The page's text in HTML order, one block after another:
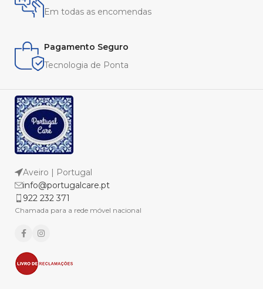
Em todas as encomendas
Pagamento Seguro
Tecnologia de Ponta
Aveiro | Portugal
info@portugalcare.pt
922 232 371
Chamada para a rede móvel nacional